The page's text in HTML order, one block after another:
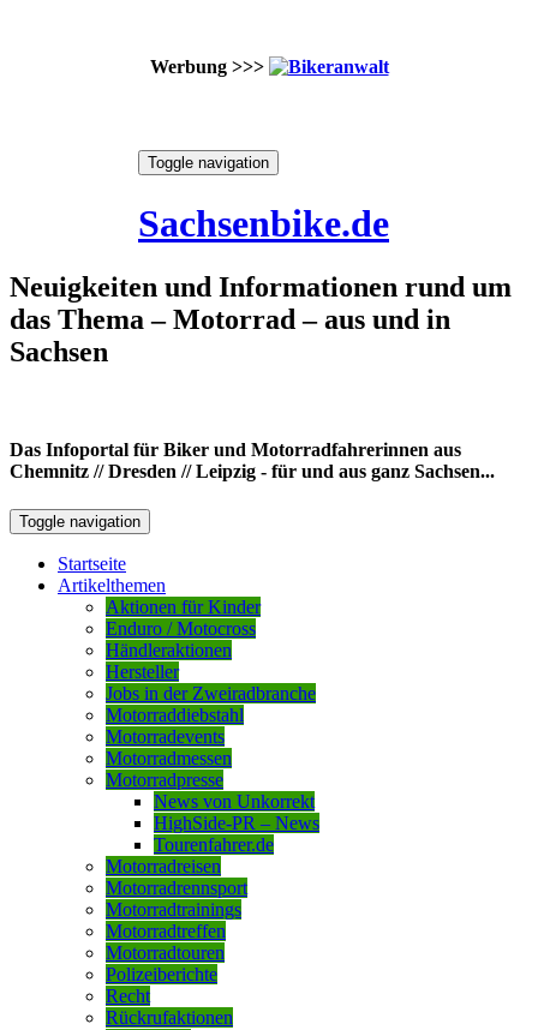
Werbung >>>
Toggle navigation
Sachsenbike.de
Neuigkeiten und Informationen rund um
das Thema – Motorrad – aus und in
Sachsen
Das Infoportal für Biker und Motorradfahrerinnen aus
Chemnitz // Dresden // Leipzig - für und aus ganz Sachsen...
Toggle navigation
Startseite
Artikelthemen
Aktionen für Kinder
Enduro / Motocross
Händleraktionen
Hersteller
Jobs in der Zweiradbranche
Motorraddiebstahl
Motorradevents
Motorradmessen
Motorradpresse
News von Unkorrekt
HighSide-PR – News
Tourenfahrer.de
Motorradreisen
Motorradrennsport
Motorradtrainings
Motorradtreffen
Motorradtouren
Polizeiberichte
Recht
Rückrufaktionen